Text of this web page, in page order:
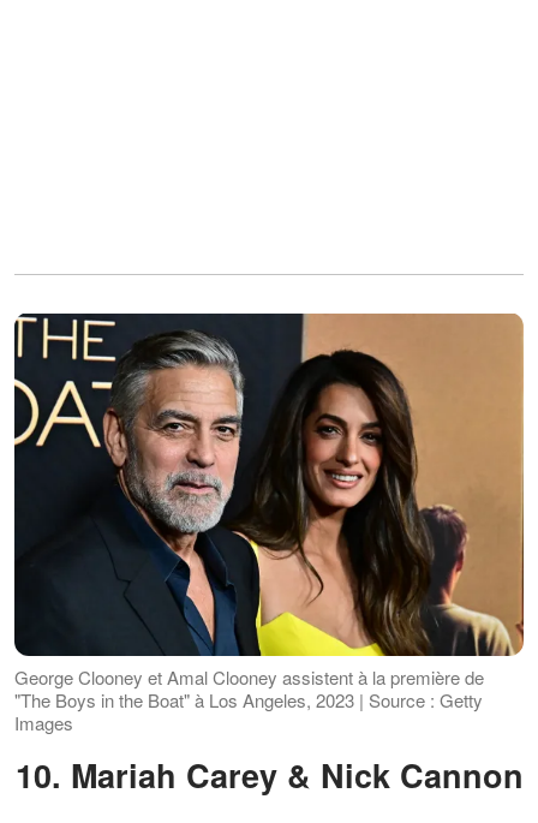
George Clooney et Amal Clooney assistent à la première de
"The Boys in the Boat" à Los Angeles, 2023 | Source : Getty
Images
10. Mariah Carey & Nick Cannon